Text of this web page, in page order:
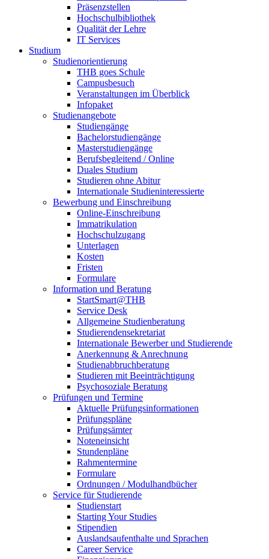
Präsenzstellen
Hochschulbibliothek
Qualität der Lehre
IT Services
Studium
Studienorientierung
THB goes Schule
Campusbesuch
Veranstaltungen im Überblick
Infopaket
Studienangebote
Studiengänge
Bachelorstudiengänge
Masterstudiengänge
Berufsbegleitend / Online
Duales Studium
Studieren ohne Abitur
Internationale Studieninteressierte
Bewerbung und Einschreibung
Online-Einschreibung
Immatrikulation
Hochschulzugang
Unterlagen
Kosten
Fristen
Formulare
Information und Beratung
StartSmart@THB
Service Desk
Allgemeine Studienberatung
Studierendensekretariat
Internationale Bewerber und Studierende
Anerkennung & Anrechnung
Studienabbruchberatung
Studieren mit Beeinträchtigung
Psychosoziale Beratung
Prüfungen und Termine
Aktuelle Prüfungsinformationen
Prüfungspläne
Prüfungsämter
Noteneinsicht
Stundenpläne
Rahmentermine
Formulare
Ordnungen / Modulhandbücher
Service für Studierende
Studienstart
Starting Your Studies
Stipendien
Auslandsaufenthalte und Sprachen
Career Service